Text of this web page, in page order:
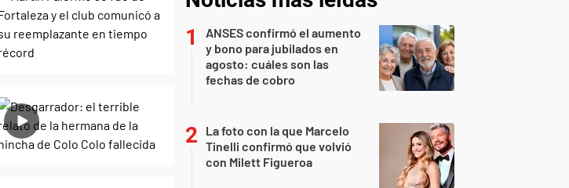
ANSES confirmó el aumento
y bono para jubilados en
agosto: cuáles son las
fechas de cobro
La foto con la que Marcelo
Tinelli confirmó que volvió
con Milett Figueroa